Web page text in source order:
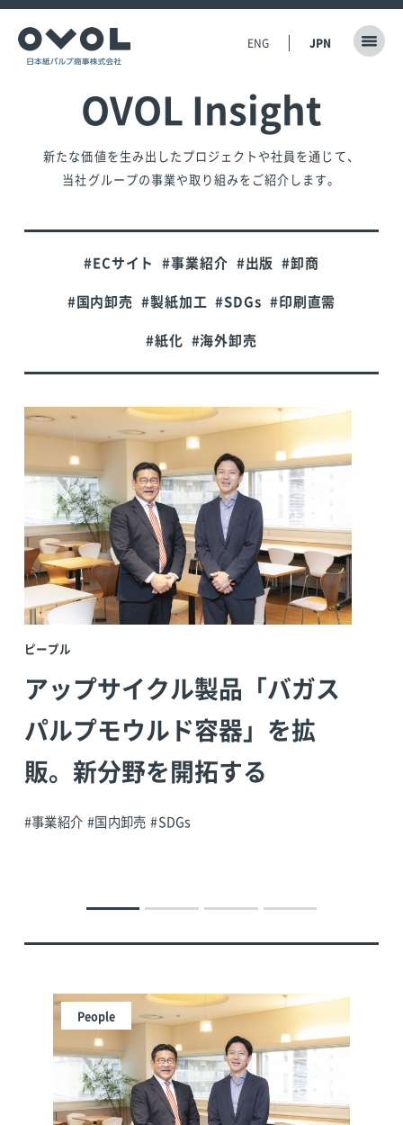
ENG JPN
OVOL Insight
新たな価値を生み出したプロジェクトや社員を通じて、
当社グループの事業や取り組みをご紹介します。
#ECサイト #事業紹介 #出版 #卸商
#国内卸売 #製紙加工 #SDGs #印刷直需
#紙化 #海外卸売
ピープル
アップサイクル製品「バガス
パルプモウルド容器」を拡
販。新分野を開拓する
#事業紹介 #国内卸売 #SDGs
People